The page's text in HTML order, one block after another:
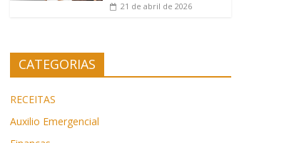
21 de abril de 2026
CATEGORIAS
RECEITAS
Auxilio Emergencial